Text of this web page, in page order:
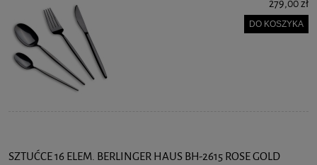
279,00 zł
DO KOSZYKA
SZTUĆCE 16 ELEM. BERLINGER HAUS BH-2615 ROSE GOLD